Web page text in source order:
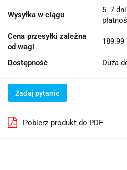
Wysyłka w ciągu
5 -7
Cena przesyłki zależna
od wagi
189.99
Dostępność Duża
Zadaj pytanie
Pobierz produkt do PDF